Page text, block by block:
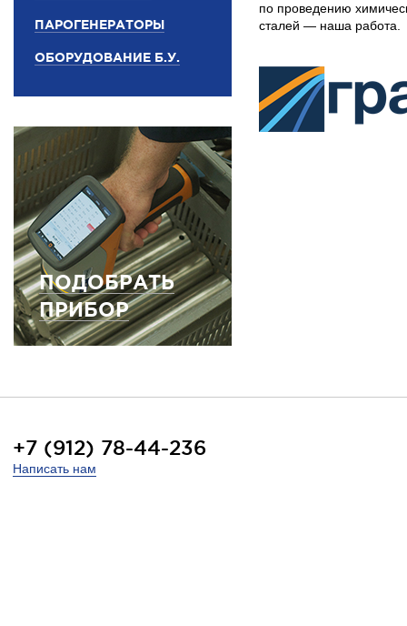
ПАРОГЕНЕРАТОРЫ
ОБОРУДОВАНИЕ Б.У.
ПОДОБРАТЬ
ПРИБОР
по проведению
сталей — наша работа.
+7 (912) 78-44-236
Написать нам